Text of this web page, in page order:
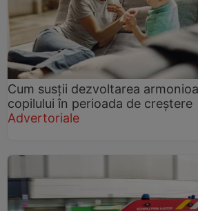
Cum susții dezvoltarea
copilului în perioada de creștere
Advertoriale